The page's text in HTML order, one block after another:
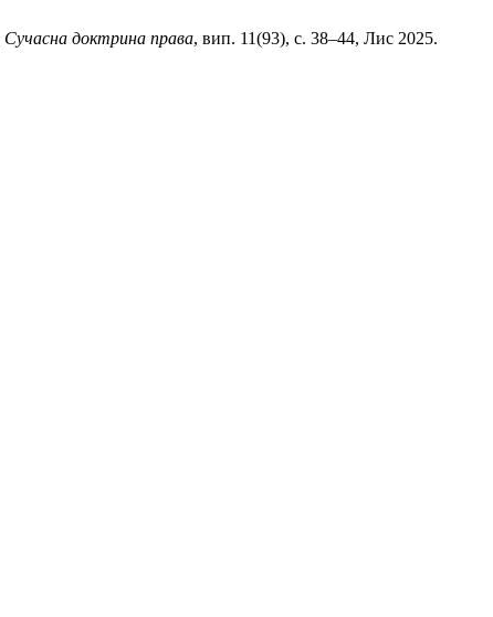
Сучасна доктрина права, вип. 11(93), с. 38–44, Лис 2025.